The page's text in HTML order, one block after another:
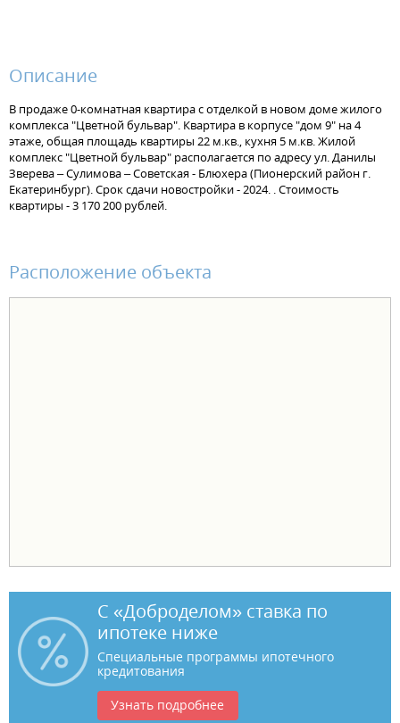
Описание
В продаже 0-комнатная квартира с отделкой в новом доме жилого
комплекса "Цветной бульвар". Квартира в корпусе "дом 9" на 4
этаже, общая площадь квартиры 22 м.кв., кухня 5 м.кв. Жилой
комплекс "Цветной бульвар" располагается по адресу ул. Данилы
Зверева – Сулимова – Советская - Блюхера (Пионерский район г.
Екатеринбург). Срок сдачи новостройки - 2024. . Стоимость
квартиры - 3 170 200 рублей.
Расположение объекта
С «Доброделом» ставка по
ипотеке ниже
Специальные программы ипотечного
кредитования
Узнать подробнее